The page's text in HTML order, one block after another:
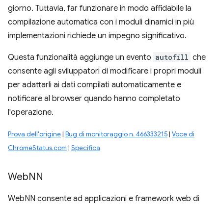
giorno. Tuttavia, far funzionare in modo affidabile la
compilazione automatica con i moduli dinamici in più
implementazioni richiede un impegno significativo.
Questa funzionalità aggiunge un evento autofill che
consente agli sviluppatori di modificare i propri moduli
per adattarli ai dati compilati automaticamente e
notificare al browser quando hanno completato
l'operazione.
Prova dell'origine| Bug di monitoraggio n. 466333215| Voce di
ChromeStatus.com | Specifica
WebNN
WebNN consente ad applicazioni e framework web di